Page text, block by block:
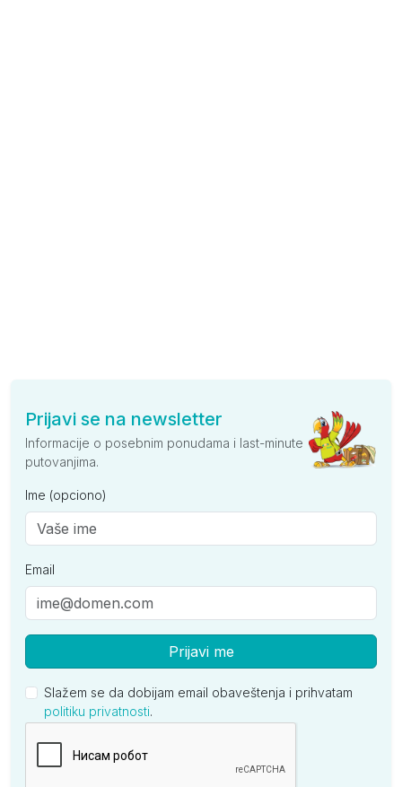
Prijavi se na newsletter
Informacije o posebnim ponudama i last-minute
putovanjima.
Ime (opciono)
Email
Prijavi me
Slažem se da dobijam email obaveštenja i prihvatam
politiku privatnosti.